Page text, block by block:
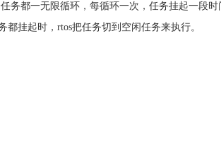
务都一无限循环，每循环一次，任务挂起一段
都挂起时，rtos把任务切到空闲任务来执行。